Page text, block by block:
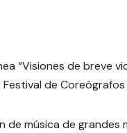
“Visiones de breve
de Coreógrafos
de música de